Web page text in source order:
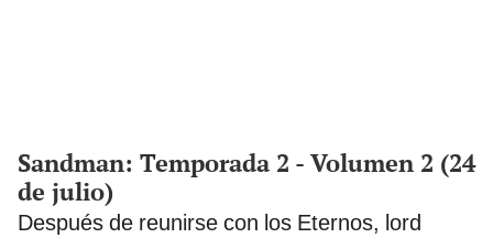
Sandman: Temporada 2 - Volumen 2 (24
de julio)
Después de reunirse con los Eternos, lord